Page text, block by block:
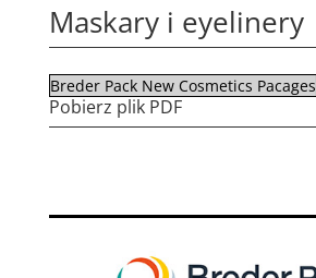
Maskary i eyelinery
Breder Pack New Cosmetics Pacages
Pobierz plik PDF